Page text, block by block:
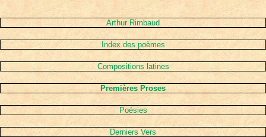
Arthur Rimbaud
Index des poèmes
Compositions latines
Premières Proses
Poésies
Derniers Vers